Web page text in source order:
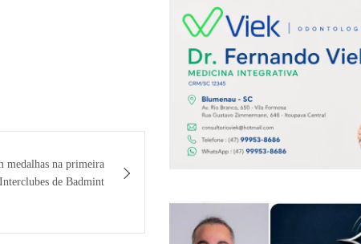
medalhas na primeira
de Badmint